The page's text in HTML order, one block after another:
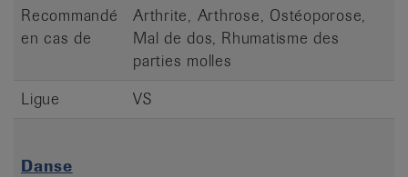
Recommandé
en cas de
Arthrite, Arthrose, Ostéoporose,
Mal de dos, Rhumatisme des
parties molles
Ligue
VS
Danse